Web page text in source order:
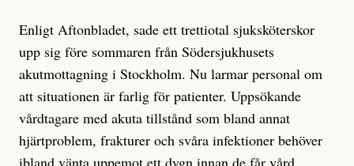
Enligt Aftonbladet, sade ett trettiotal sjuksköterskor
upp sig före sommaren från Södersjukhusets
akutmottagning i Stockholm. Nu larmar personal om
att situationen är farlig för patienter. Uppsökande
vårdtagare med akuta tillstånd som bland annat
hjärtproblem, frakturer och svåra infektioner behöver
ibland vänta uppemot ett dygn innan de får vård.